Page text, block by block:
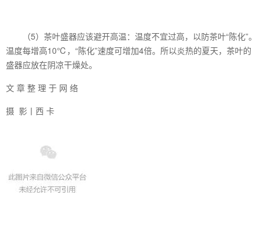
（5）茶叶盛器应该避开高温：温度不宜过高，以防茶叶“陈化”。
温度每增高10℃，“陈化”速度可增加4倍。所以炎热的夏天，茶叶的
盛器应放在阴凉干燥处。
文 章 整 理 于 网 络
摄 影丨西 卡